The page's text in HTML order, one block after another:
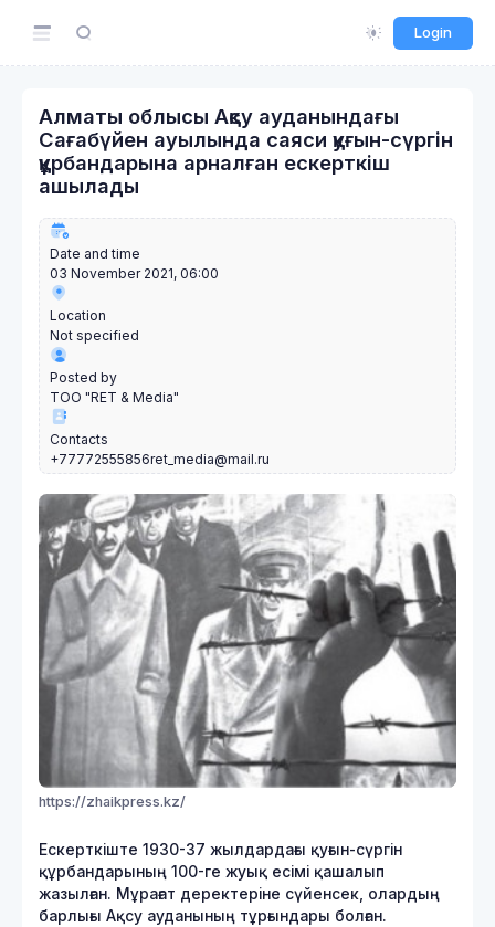
Login
Алматы облысы Ақсу ауданындағы
Сағабүйен ауылында саяси қуғын-сүргін
құрбандарына арналған ескерткіш
ашылады
Date and time
03 November 2021, 06:00
Location
Not specified
Posted by
ТОО "RET & Media"
Contacts
+77772555856ret_media@mail.ru
https://zhaikpress.kz/
Ескерткіште 1930-37 жылдардағы қуғын-сүргін
құрбандарының 100-ге жуық есімі қашалып
жазылған. Мұрағат деректеріне сүйенсек, олардың
барлығы Ақсу ауданының тұрғындары болған.